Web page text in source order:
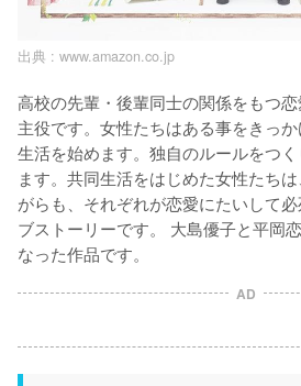
出典 : www.amazon.co.jp
高校の先輩・後輩同士の関係をもつ
主役です。女性たちはある事をきっ
生活を始めます。独自のルールをつ
ます。共同生活をはじめた女性たち
がらも、それぞれが恋愛にたいして
ブストーリーです。 大島優子と平岡
なった作品です。
AD